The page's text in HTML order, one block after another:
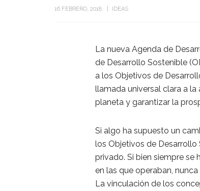
16 FEBRERO, 2018 IDEAS
La nueva Agenda de
de Desarrollo Sostenible
a los Objetivos de
llamada universal clara a
planeta y garantizar la
Si algo ha supuesto un
los Objetivos de
privado. Si bien siempre se
en las que operaban,
La vinculación de los